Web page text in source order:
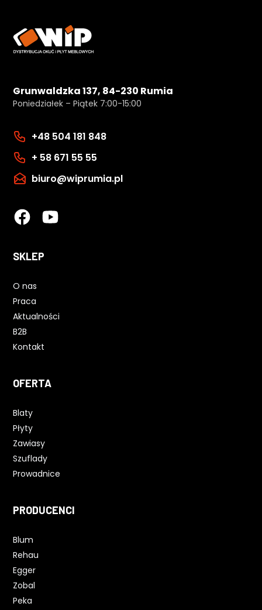
Grunwaldzka 137, 84-230 Rumia
Poniedziałek – Piątek 7:00-15:00
+48 504 181 848
+ 58 671 55 55
biuro@wiprumia.pl
SKLEP
O nas
Praca
Aktualności
B2B
Kontakt
OFERTA
Blaty
Płyty
Zawiasy
Szuflady
Prowadnice
PRODUCENCI
Blum
Rehau
Egger
Zobal
Peka